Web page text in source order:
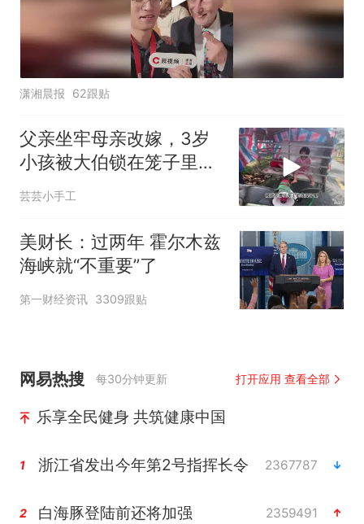
潇湘晨报 62跟贴
父亲坐牢母亲改嫁，3岁
小孩被大伯锁在笼子里，
每天摩托车拉50里
芸芸小手工
美财长：过两年 霍尔木兹
海峡就“不重要”了
第一财经资讯 3309跟贴
网易热搜 每30分钟更新 打开应用 查看全部
乐享全民健身 共筑健康中国
1 浙江省发出今年第2号指挥长令 2367787
2 白海豚登陆前还将加强 2359491